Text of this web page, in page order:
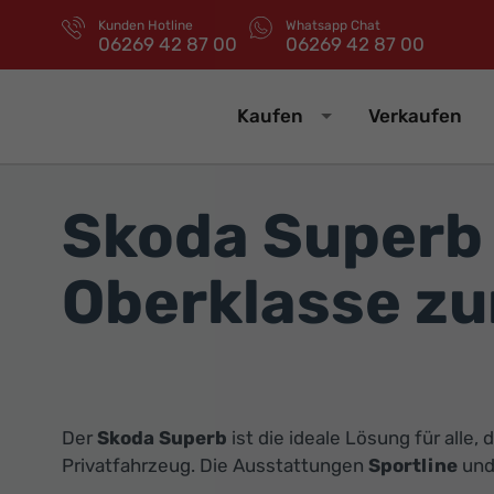
Kunden Hotline
06269 42 87 00
Whatsapp Chat
06269 42 87 00
Kaufen Verkaufen
Skoda
Oberklasse
Der Skoda Superb ist die ideale Lösung für alle,
Privatfahrzeug. Die Ausstattungen Sportline